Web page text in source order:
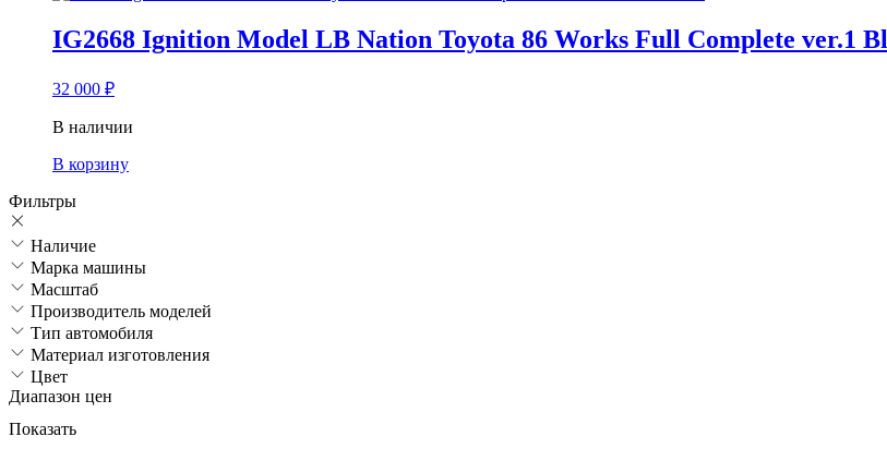
IG2668 Ignition Model LB Nation Toyota 86 Works Full Complete ver.1
32 000 ₽
В наличии
В корзину
Фильтры
Наличие
Марка машины
Масштаб
Производитель моделей
Тип автомобиля
Материал изготовления
Цвет
Диапазон цен
Показать